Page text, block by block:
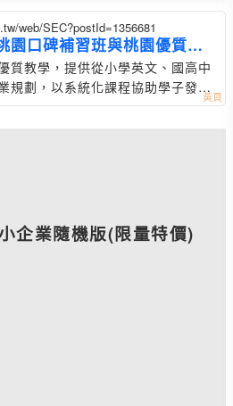
web/SEC?postId=1356681
園口碑補習班與桃園優質補
質教學，提供從小學英文、國高中
規劃，以系統化課程協助學子發揮
企業隨機版(限量特價)